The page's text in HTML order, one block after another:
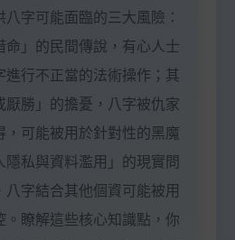
八字可能面臨的三大風險：
命」的民間傳說，有心人士
進行不正當的法術操作；其
厭勝」的擔憂，八字被仇家
，可能被用於針對性的黑魔
隱私與資料濫用」的現實問
八字結合其他個資可能被用
。瞭解這些核心知識點，你